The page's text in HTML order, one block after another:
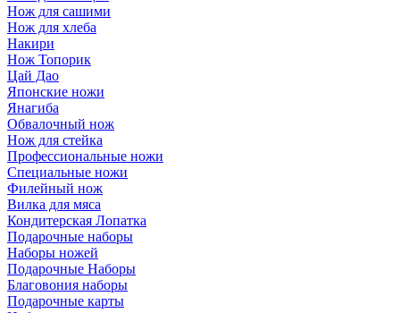
Нож для сашими
Нож для хлеба
Накири
Нож Топорик
Цай Дао
Японские ножи
Янагиба
Обвалочный нож
Нож для стейка
Профессиональные ножи
Специальные ножи
Филейный нож
Вилка для мяса
Кондитерская Лопатка
Подарочные наборы
Наборы ножей
Подарочные Наборы
Благовония наборы
Подарочные карты